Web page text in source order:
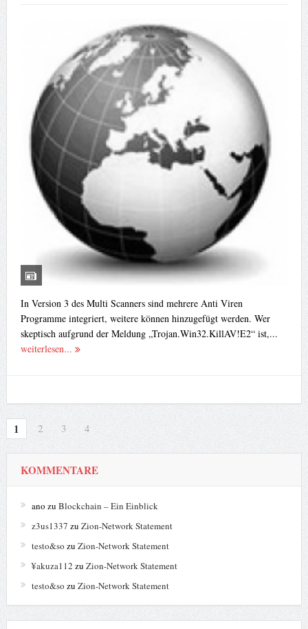
In Version 3 des Multi Scanners sind mehrere Anti Viren
Programme integriert, weitere können hinzugefügt werden. Wer
skeptisch aufgrund der Meldung „Trojan.Win32.KillAV!E2“ ist,...
weiterlesen...
1 2 3 4
KOMMENTARE
ano zu Blockchain – Ein Einblick
z3us1337 zu Zion-Network Statement
testo&so zu Zion-Network Statement
¥akuza112 zu Zion-Network Statement
testo&so zu Zion-Network Statement